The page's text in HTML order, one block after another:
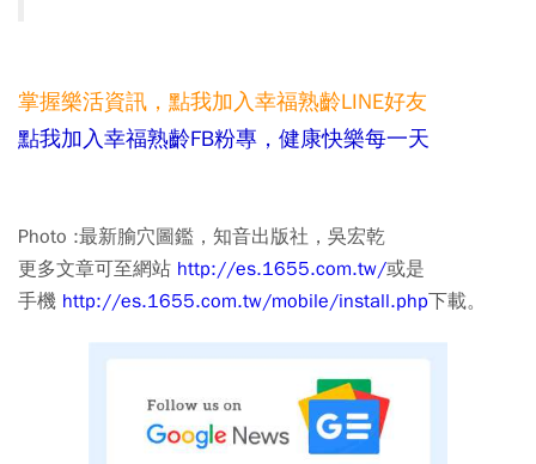
掌握樂活資訊，點我加入幸福熟齡LINE好友
點我加入幸福熟齡FB粉專，健康快樂每一天
Photo :最新腧穴圖鑑，知音出版社，吳宏乾
更多文章可至網站 http://es.1655.com.tw/或是
手機 http://es.1655.com.tw/mobile/install.php下載。